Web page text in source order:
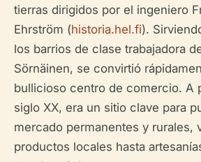
tierras dirigidos por el ingeniero
Ehrström (historia.hel.fi).
los barrios de clase trabajadora
Sörnäinen, se convirtió
bullicioso centro de comercio. A
siglo XX, era un sitio clave para
mercado permanentes y rurales,
productos locales hasta